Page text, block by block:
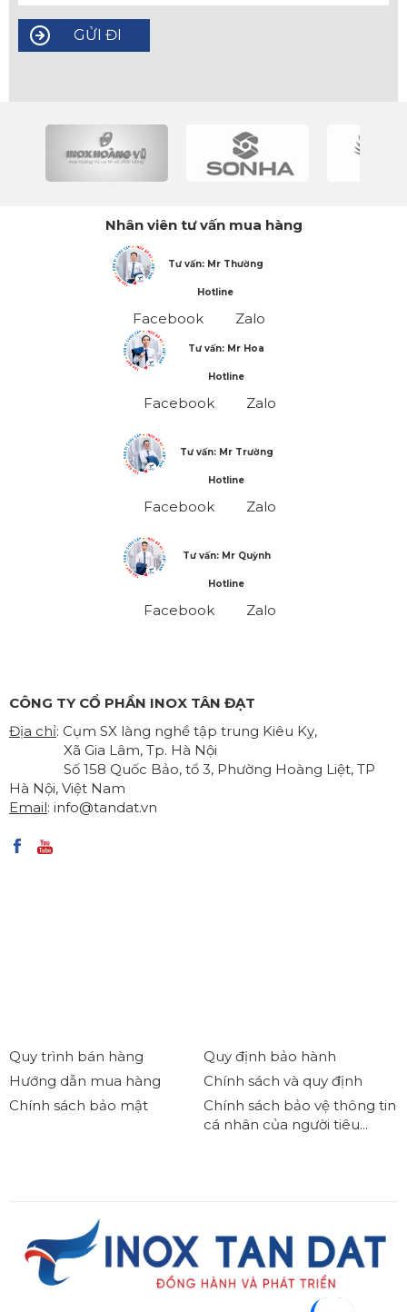
Nhân viên tư vấn mua hàng
Tư vấn: Mr Thường
Hotline
Facebook Zalo
Tư vấn: Mr Hoa
Hotline
Facebook Zalo
Tư vấn: Mr Trường
Hotline
Facebook Zalo
Tư vấn: Mr Quỳnh
Hotline
Facebook Zalo
CÔNG TY CỔ PHẦN INOX TÂN ĐẠT
Địa chỉ: Cụm SX làng nghề tập trung Kiêu Kỵ,
Xã Gia Lâm, Tp. Hà Nội
Số 158 Quốc Bảo, tổ 3, Phường Hoàng Liệt, TP
Hà Nội, Việt Nam
Email: info@tandat.vn
Quy trình bán hàng
Hướng dẫn mua hàng
Chính sách bảo mật
Quy định bảo hành
Chính sách và quy định
Chính sách bảo vệ thông tin
cá nhân của người tiêu...